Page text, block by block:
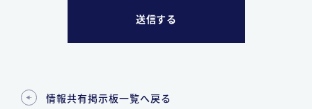
情報共有掲示板一覧へ戻る